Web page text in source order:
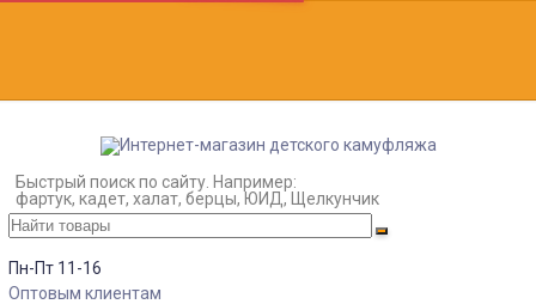
Быстрый поиск по сайту. Например:
фартук, кадет, халат, берцы, ЮИД, Щелкунчик
Пн-Пт 11-16
Оптовым клиентам